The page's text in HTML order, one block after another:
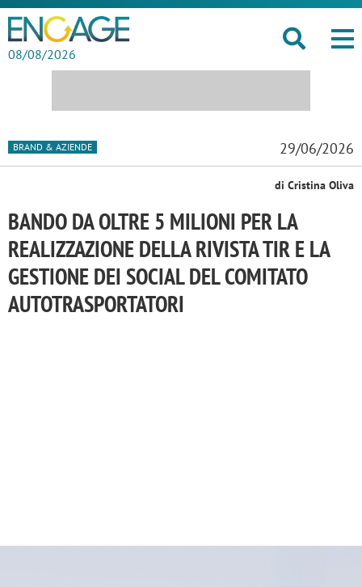
08/08/2026
BRAND & AZIENDE 29/06/2026
di Cristina Oliva
BANDO DA OLTRE 5 MILIONI PER LA
REALIZZAZIONE DELLA RIVISTA TIR E LA
GESTIONE DEI SOCIAL DEL COMITATO
AUTOTRASPORTATORI